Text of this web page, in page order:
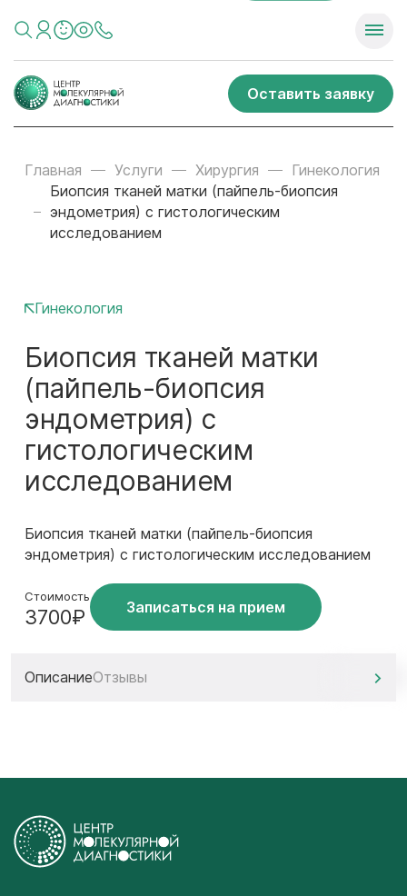
Оставить заявку
Главная Услуги Хирургия
Гинекология
Биопсия тканей матки (пайпель-биопсия
эндометрия) с гистологическим
исследованием
Гинекология
Биопсия тканей матки
(пайпель-биопсия
эндометрия) с
гистологическим
исследованием
Биопсия тканей матки (пайпель-биопсия
эндометрия) с гистологическим исследованием
Стоимость
3700₽ Записаться на прием
ОписаниеОтзывы